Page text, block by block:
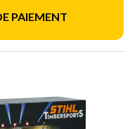
PAIEMENT